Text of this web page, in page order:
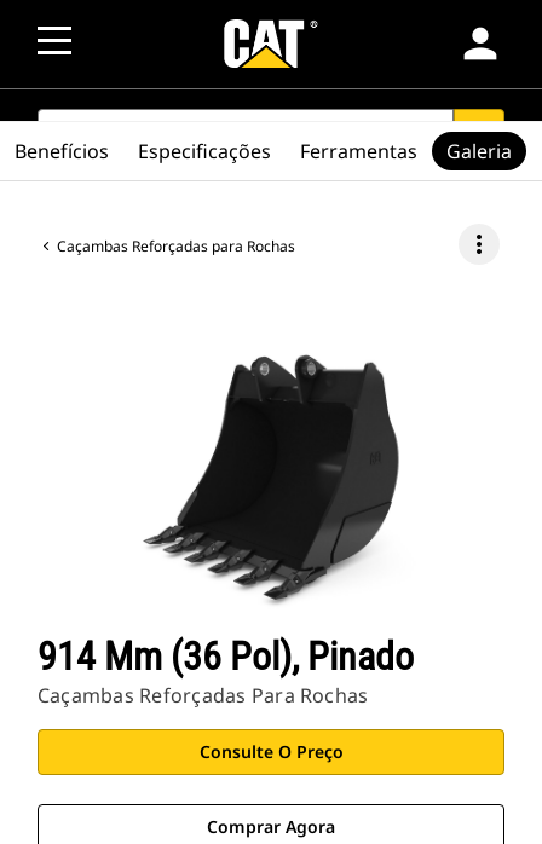
person
SEARCH search
Caçambas Reforçadas para Rochas more_vert
914 Mm (36 Pol), Pinado
Caçambas Reforçadas Para Rochas
Consulte O Preço
Comprar Agora
Benefícios Especificações Ferramentas Galeria